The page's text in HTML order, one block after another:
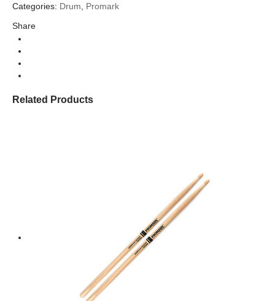
Categories: Drum
Promark
Share
Related Products